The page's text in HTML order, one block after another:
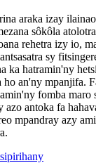
araka izay
sôkôla
rehetra izy io,
sy
ka hatramin'ny
ho an'ny mpanjifa.
fomba maro
azo antoka fa
mpandray azy